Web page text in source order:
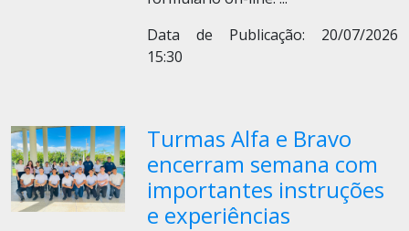
Data de Publicação: 20/07/2026
15:30
Turmas Alfa e Bravo
encerram semana com
importantes instruções
e experiências